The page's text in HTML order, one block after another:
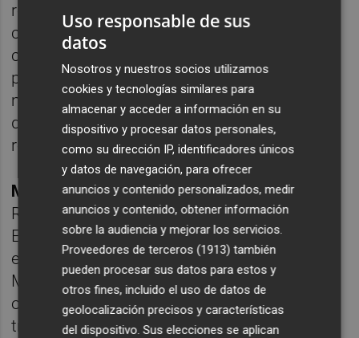
reestructuraciones complejas. Como
codirector del área, desempeña un papel
clave en su desarrollo, consolidando el
posicionamiento de Andersen en un
mercado que se caracteriza por el aumento
de operaciones distress y de
reestructuración empresarial.
Marta Morales, Socia y Codirectora de
Reestructuraciones y Situaciones
Especiales, cuenta con una amplia
experiencia en asesoramiento en Corporate
M&A, procesos de reestructuración y
operaciones distress. A lo largo de su
trayectoria ha participado en algunas de las
Uso responsable de sus
datos
Nosotros y nuestros socios utilizamos
cookies y tecnologías similares para
almacenar y acceder a información en su
dispositivo y procesar datos personales,
como su dirección IP, identificadores únicos
y datos de navegación, para ofrecer
anuncios y contenido personalizados, medir
anuncios y contenido, obtener información
sobre la audiencia y mejorar los servicios.
Proveedores de terceros (1913) también
pueden procesar sus datos para estos y
otros fines, incluido el uso de datos de
geolocalización precisos y características
del dispositivo. Sus elecciones se aplican